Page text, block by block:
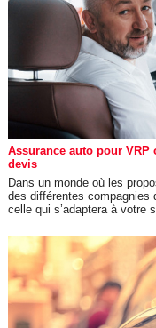
Assurance auto pour
devis
Dans un monde où les
des différentes compagnies
celle qui s’adaptera à votre